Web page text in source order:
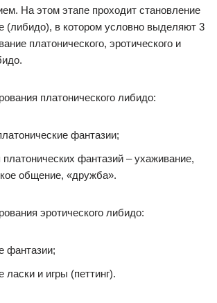
На этом этапе проходит становление
(либидо), в котором условно выделяют 3
платонического, эротического и
платонического либидо:
фантазии;
платонических фантазий – ухаживание,
общение, «дружба».
эротического либидо:
фантазии;
ласки и игры (петтинг).